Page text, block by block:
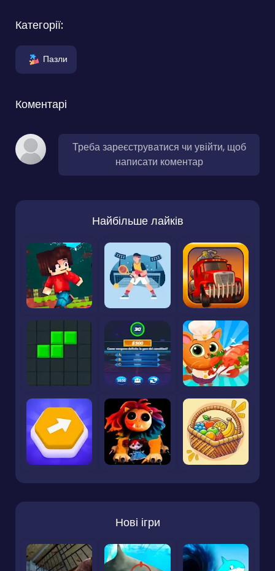
Категорії:
Пазли
Коментарі
Треба зареєструватися чи увійти, щоб
написати коментар
Найбільше лайків
Нові ігри